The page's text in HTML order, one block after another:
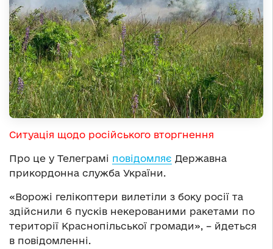
Ситуація щодо російського вторгнення
Про це у Телеграмі повідомляє Державна
прикордонна служба України.
«Ворожі гелікоптери вилетіли з боку росії та
здійснили 6 пусків некерованими ракетами по
території Краснопільської громади», – йдеться
в повідомленні.